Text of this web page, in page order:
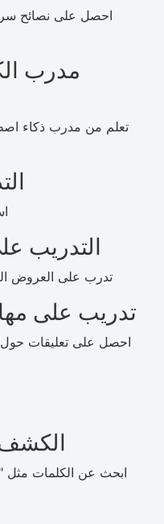
احصل على نصائح
مدرب
تعلم من مدرب ذكاء
التدريب
تدرب على العروض
تدريب على
احصل على تعليقات
ابحث عن الكلمات مثل "um" و "uh" و "like" وقم بتقليصها.